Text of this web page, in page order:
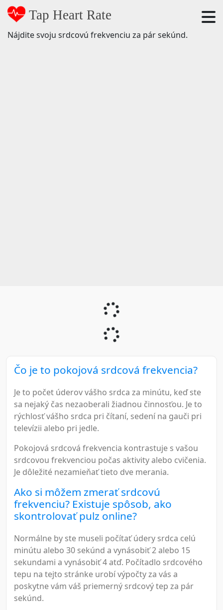
Tap Heart Rate
Nájdite svoju srdcovú frekvenciu za pár sekúnd.
Čo je to pokojová srdcová frekvencia?
Je to počet úderov vášho srdca za minútu, keď ste
sa nejaký čas nezaoberali žiadnou činnosťou. Je to
rýchlosť vášho srdca pri čítaní, sedení na gauči pri
televízii alebo pri jedle.
Pokojová srdcová frekvencia kontrastuje s vašou
srdcovou frekvenciou počas aktivity alebo cvičenia.
Je dôležité nezamieňať tieto dve merania.
Ako si môžem zmerať srdcovú
frekvenciu? Existuje spôsob, ako
skontrolovať pulz online?
Normálne by ste museli počítať údery srdca celú
minútu alebo 30 sekúnd a vynásobiť 2 alebo 15
sekundami a vynásobiť 4 atď. Počítadlo srdcového
tepu na tejto stránke urobí výpočty za vás a
poskytne vám váš priemerný srdcový tep za pár
sekúnd.